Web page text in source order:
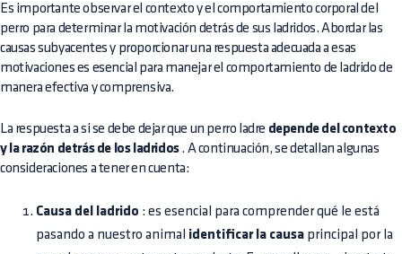
Es importante observar el contexto y el comportamiento corporal del
perro para determinar la motivación detrás de sus ladridos. Abordar las
causas subyacentes y proporcionar una respuesta adecuada a esas
motivaciones es esencial para manejar el comportamiento de ladrido de
manera efectiva y comprensiva.
La respuesta a si se debe dejar que un perro ladre depende del contexto
y la razón detrás de los ladridos. A continuación, se detallan algunas
consideraciones a tener en cuenta:
Causa del ladrido : es esencial para comprender qué le está
pasando a nuestro animal identificar la causa principal por la